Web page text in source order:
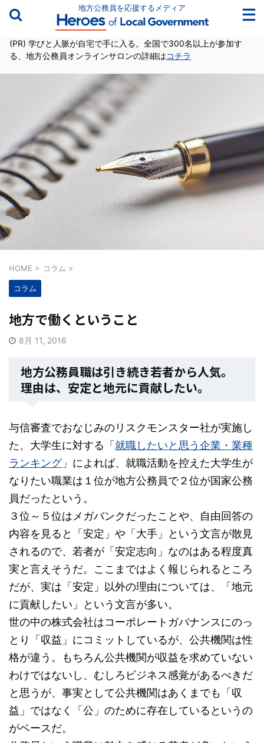
地方公務員を応援するメディア
(PR) 学びと人脈が自宅で手に入る。全国で300名以上が参加す
る、地方公務員オンラインサロンの詳細はコチラ
HOME > コラム >
コラム
地方で働くということ
8月 11, 2016
地方公務員職は引き続き若者から人気。
理由は、安定と地元に貢献したい。
与信審査でおなじみのリスクモンスター社が実施し
た、大学生に対する「就職したいと思う企業・業種
ランキング」によれば、就職活動を控えた大学生が
なりたい職業は１位が地方公務員で２位が国家公務
員だったという。
３位～５位はメガバンクだったことや、自由回答の
内容を見ると「安定」や「大手」という文言が散見
されるので、若者が「安定志向」なのはある程度真
実と言えそうだ。ここまではよく報じられるところ
だが、実は「安定」以外の理由については、「地元
に貢献したい」という文言が多い。
世の中の株式会社はコーポレートガバナンスにのっ
とり「収益」にコミットしているが、公共機関は性
格が違う。もちろん公共機関が収益を求めていない
わけではないし、むしろビジネス感覚があるべきだ
と思うが、事実として公共機関はあくまでも「収
益」ではなく「公」のために存在しているというの
がベースだ。